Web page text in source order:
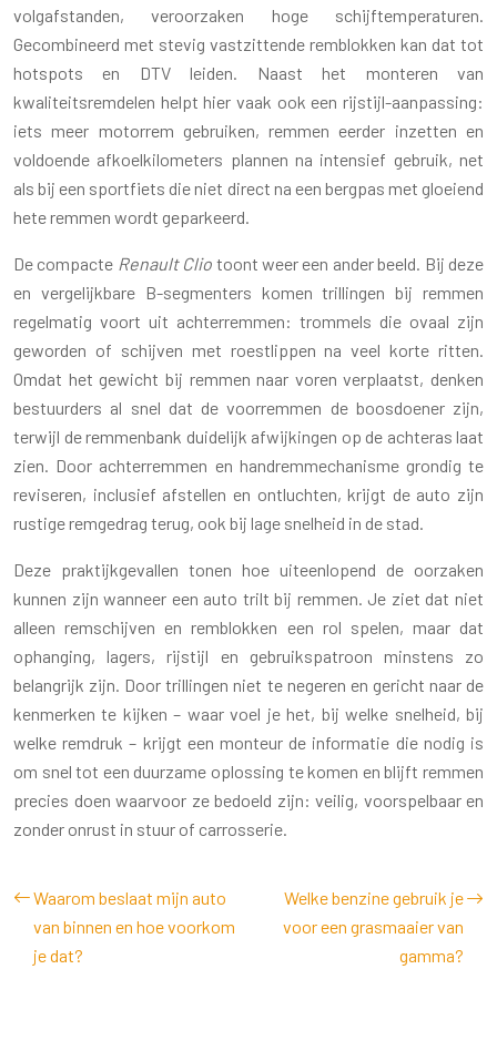
volgafstanden, veroorzaken hoge schijftemperaturen.
Gecombineerd met stevig vastzittende remblokken kan dat tot
hotspots en DTV leiden. Naast het monteren van
kwaliteitsremdelen helpt hier vaak ook een rijstijl-aanpassing:
iets meer motorrem gebruiken, remmen eerder inzetten en
voldoende afkoelkilometers plannen na intensief gebruik, net
als bij een sportfiets die niet direct na een bergpas met gloeiend
hete remmen wordt geparkeerd.
De compacte Renault Clio toont weer een ander beeld. Bij deze
en vergelijkbare B-segmenters komen trillingen bij remmen
regelmatig voort uit achterremmen: trommels die ovaal zijn
geworden of schijven met roestlippen na veel korte ritten.
Omdat het gewicht bij remmen naar voren verplaatst, denken
bestuurders al snel dat de voorremmen de boosdoener zijn,
terwijl de remmenbank duidelijk afwijkingen op de achteras laat
zien. Door achterremmen en handremmechanisme grondig te
reviseren, inclusief afstellen en ontluchten, krijgt de auto zijn
rustige remgedrag terug, ook bij lage snelheid in de stad.
Deze praktijkgevallen tonen hoe uiteenlopend de oorzaken
kunnen zijn wanneer een auto trilt bij remmen. Je ziet dat niet
alleen remschijven en remblokken een rol spelen, maar dat
ophanging, lagers, rijstijl en gebruikspatroon minstens zo
belangrijk zijn. Door trillingen niet te negeren en gericht naar de
kenmerken te kijken – waar voel je het, bij welke snelheid, bij
welke remdruk – krijgt een monteur de informatie die nodig is
om snel tot een duurzame oplossing te komen en blijft remmen
precies doen waarvoor ze bedoeld zijn: veilig, voorspelbaar en
zonder onrust in stuur of carrosserie.
Waarom beslaat mijn auto
van binnen en hoe voorkom
je dat?
Welke benzine gebruik je
voor een grasmaaier van
gamma?